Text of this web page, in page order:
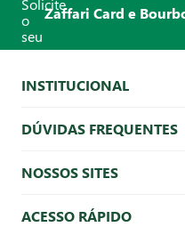
Zaffari Card e
INSTITUCIONAL
DÚVIDAS FREQUENTES
NOSSOS SITES
ACESSO RÁPIDO